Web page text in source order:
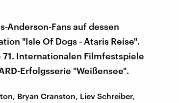
Anderson-Fans auf dessen
"Isle Of Dogs - Ataris Reise".
71. Internationalen Filmfestspiele
Erfolgsserie "Weißensee".
Bryan Cranston, Liev Schreiber,